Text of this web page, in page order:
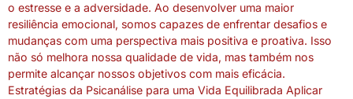
o estresse e a adversidade. Ao desenvolver uma maior
resiliência emocional, somos capazes de enfrentar desafios e
mudanças com uma perspectiva mais positiva e proativa. Isso
não só melhora nossa qualidade de vida, mas também nos
permite alcançar nossos objetivos com mais eficácia.
Estratégias da Psicanálise para uma Vida Equilibrada Aplicar